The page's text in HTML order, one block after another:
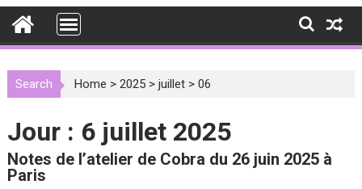
Search Home >2025 >juillet >06
Jour : 6 juillet 2025
Notes de l’atelier de Cobra du 26 juin 2025 à
Paris